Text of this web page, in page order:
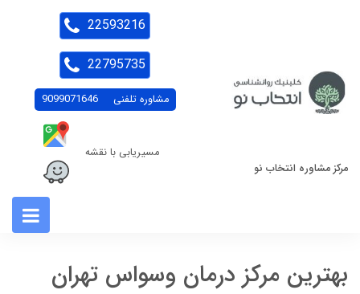
مرکز مشاوره انتخاب نو
مشاوره تلفنی 9099071646
مسیریابی با نقشه
22593216
22795735
بهترین مرکز درمان وسواس تهران